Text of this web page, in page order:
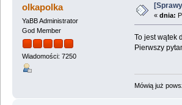
olkapolka
YaBB Administrator
God Member
Wiadomości: 7250
« dnia:
To jest wątek
Pierwszy
Mówią już